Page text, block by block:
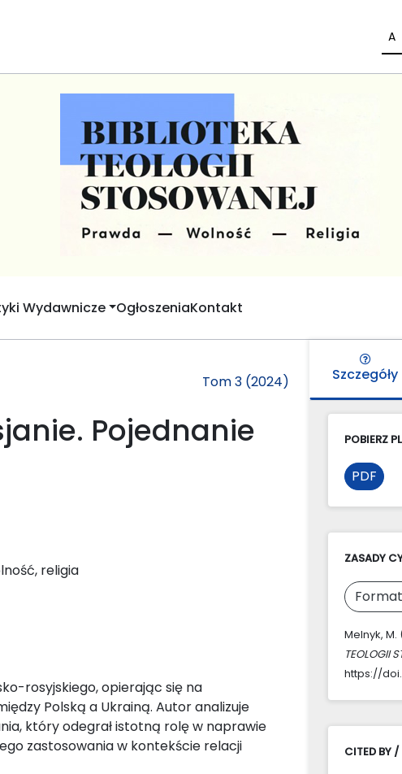
A
Wydawnicze OgłoszeniaKontakt
Tom 3 (2024)
Pojednanie
religia
rosyjskiego, opierając się na
Polską a Ukrainą. Autor analizuje
który odegrał istotną rolę w naprawie
zastosowania w kontekście relacji
Szczegóły
POBIERZ
PDF
ZASADY
Melnyk,
TEOLOGII
https://
CITED BY /